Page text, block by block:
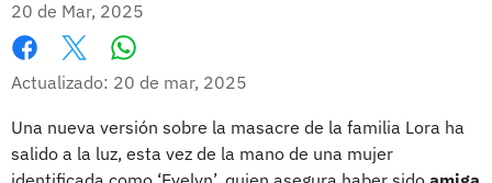
20 de Mar, 2025
Facebook
X
Actualizado: 20 de mar, 2025
Una nueva versión sobre la masacre de la familia Lora ha
salido a la luz, esta vez de la mano de una mujer